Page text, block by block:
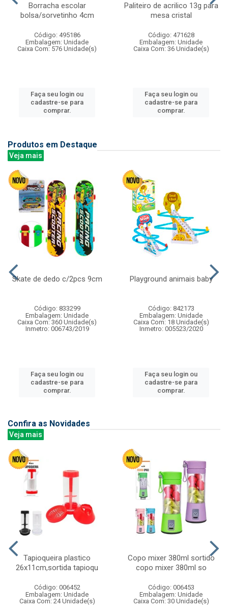
Borracha escolar
bolsa/sorvetinho 4cm
Código: 495186
Embalagem: Unidade
Caixa Com: 576 Unidade(s)
Faça seu login ou
cadastre-se para
comprar.
Paliteiro de acrilico 13g para
mesa cristal
Código: 471628
Embalagem: Unidade
Caixa Com: 36 Unidade(s)
Faça seu login ou
cadastre-se para
comprar.
Produtos em Destaque
Veja mais
Skate de dedo c/2pcs 9cm
Código: 833299
Embalagem: Unidade
Caixa Com: 360 Unidade(s)
Inmetro: 006743/2019
Faça seu login ou
cadastre-se para
comprar.
Playground animais baby
Código: 842173
Embalagem: Unidade
Caixa Com: 18 Unidade(s)
Inmetro: 005523/2020
Faça seu login ou
cadastre-se para
comprar.
Confira as Novidades
Veja mais
Tapioqueira plastico
26x11cm,sortida tapioqu
Código: 006452
Embalagem: Unidade
Caixa Com: 24 Unidade(s)
Copo mixer 380ml sortido
copo mixer 380ml so
Código: 006453
Embalagem: Unidade
Caixa Com: 30 Unidade(s)